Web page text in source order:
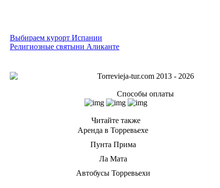
Выбираем курорт Испании
Религиозные святыни Аликанте
Torrevieja-tur.com 2013 - 2026
Способы оплаты
Читайте также
Аренда в Торревьехе
Пунта Прима
Ла Мата
Автобусы Торревьехи